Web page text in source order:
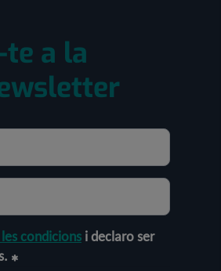
a la
condicions i declaro ser